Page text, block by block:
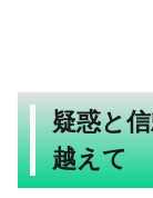
疑惑と
越えて